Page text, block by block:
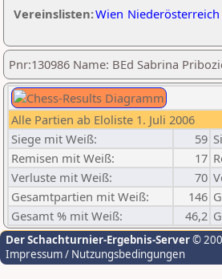
Vereinslisten:Wien Niederösterreich
Pnr:130986 Name: BEd Sabrina
Alle Partien ab Eloliste 1. Juli 2006
Siege mit Weiß:
59
Remisen mit Weiß:
17
Verluste mit Weiß:
70
Gesamtpartien mit Weiß:
146
Gesamt % mit Weiß:
46,2
Der Schachturnier-Ergebnis-Server©
Impressum / Nutzungsbedingungen